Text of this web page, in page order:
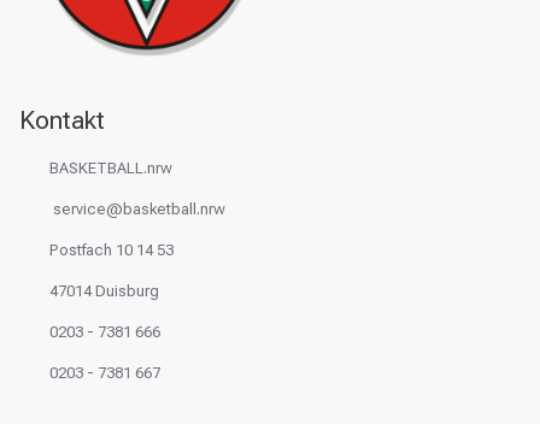
Kontakt
BASKETBALL.nrw
service@basketball.nrw
Postfach 10 14 53
47014 Duisburg
0203 - 7381 666
0203 - 7381 667